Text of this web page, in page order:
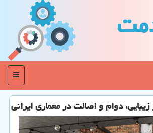
منو
زیبایی، دوام و اصالت در معماری ایرانی